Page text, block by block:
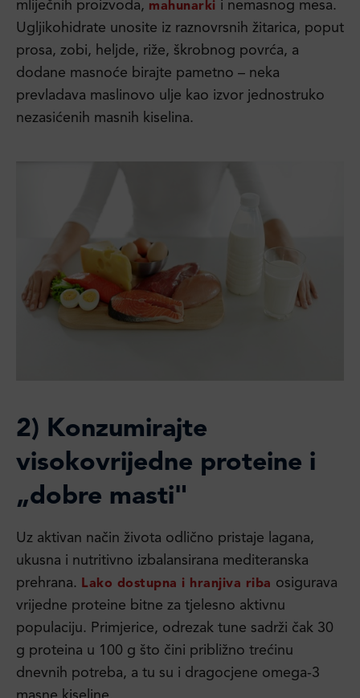
mliječnih proizvoda, mahunarki i nemasnog mesa.
Ugljikohidrate unosite iz raznovrsnih žitarica, poput
prosa, zobi, heljde, riže, škrobnog povrća, a
dodane masnoće birajte pametno – neka
prevladava maslinovo ulje kao izvor jednostruko
nezasićenih masnih kiselina.
2) Konzumirajte
visokovrijedne proteine i
„dobre masti"
Uz aktivan način života odlično pristaje lagana,
ukusna i nutritivno izbalansirana mediteranska
prehrana.
Lako dostupna i hranjiva riba osigurava
vrijedne proteine bitne za tjelesno aktivnu
populaciju. Primjerice, odrezak tune sadrži čak 30
g proteina u 100 g što čini približno trećinu
dnevnih potreba, a tu su i dragocjene omega-3